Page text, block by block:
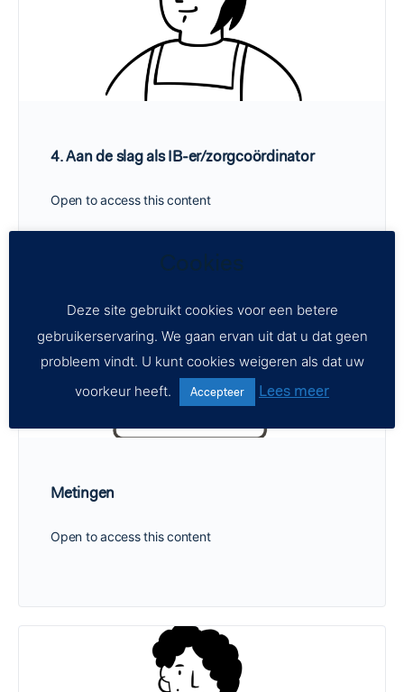
4. Aan de slag als IB-er/zorgcoördinator
Open to access this content
Metingen
Open to access this content
Cookies
Deze site gebruikt cookies voor een betere
gebruikerservaring. We gaan ervan uit dat u dat geen
probleem vindt. U kunt cookies weigeren als dat uw
voorkeur heeft.
Accepteer Lees meer